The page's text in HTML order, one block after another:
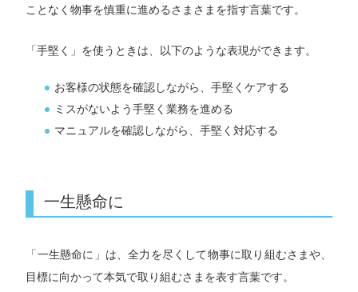
ことなく物事を慎重に進めるさまさまを指す言葉です。
「手堅く」を使うときは、以下のような表現ができます。
お客様の状態を確認しながら、手堅くケアする
ミスがないよう手堅く業務を進める
マニュアルを確認しながら、手堅く対応する
一生懸命に
「一生懸命に」は、全力を尽くして物事に取り組むさまや、
目標に向かって本気で取り組むさまを表す言葉です。